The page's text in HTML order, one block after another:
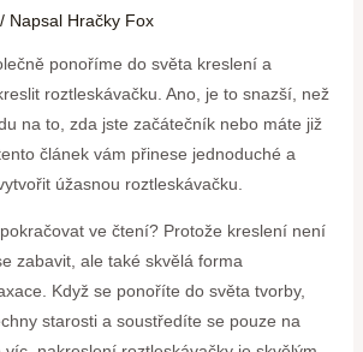
Napsal Hračky Fox
ponoříme do světa kreslení a
roztleskávačku. Ano, je to snazší, než
na to, zda jste začátečník nebo máte již
článek vám přinese jednoduché a
úžasnou roztleskávačku.
ve čtení? Protože kreslení není
zabavit, ale také skvělá forma
Když se ponoříte do světa tvorby,
starosti a soustředíte se pouze na